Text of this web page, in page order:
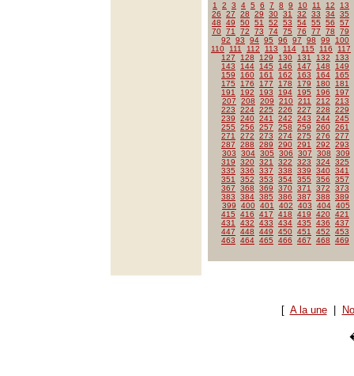
1 2 3 4 5 6 7 8 9 10 11 12
13
26
27 28 29 30 31 32 33 34 35
48
49 50 51 52 53 54 55 56
57
70 71 72 73 74 75 76 77 78
79
92
93 94 95 96 97 98 99
100
110
111 112 113 114 115 116
117
127
128 129 130 131 132
133
143
144 145 146 147 148
149
159
160 161 162 163 164
165
175
176 177 178 179 180
181
191
192 193 194 195 196
197
207
208 209 210 211 212
213
223
224 225 226 227 228
229
239
240 241 242 243 244 245
255
256 257 258 259 260 261
271
272 273 274 275 276
277
287
288 289 290 291 292
293
303
304 305 306 307 308
309
319
320 321 322 323 324 325
335
336 337 338 339 340 341
351
352 353 354 355 356
357
367
368 369 370 371 372
373
383
384 385 386 387 388
389
399
400 401 402 403 404 405
415
416 417 418 419 420 421
431
432 433 434 435 436
437
447
448 449 450 451 452
453
463
464 465 466 467 468 469
[ A la une|